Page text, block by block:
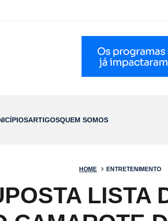
ARTIGOSQUEM SOMOS
HOME ENTRETENIMENTO
LISTA